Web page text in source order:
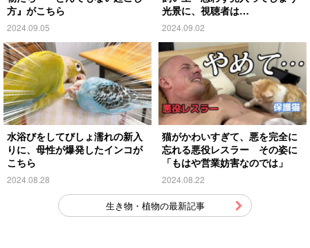
方』がこちら
2024.09.05
光景に、視聴者は…
2024.09.02
水浴びをしてびしょ濡れの新入
りに、母性が爆発したインコが
こちら
2024.08.28
猫がかわいすぎて、悪を完全に
忘れる悪役レスラー その姿に
「もはや営業妨害なのでは」
2024.08.22
生き物・植物の最新記事